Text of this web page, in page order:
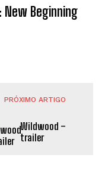
New Beginning
PRÓXIMO ARTIGO
Wildwood –
trailer